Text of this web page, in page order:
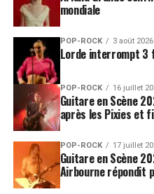
mondiale
POP-ROCK 3 août 2026
Lorde interrompt 3
POP-ROCK 16 juillet
Guitare en Scène
après les Pixies et
POP-ROCK 17 juillet
Guitare en Scène
Airbourne répondit